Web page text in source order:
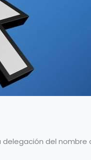
del nombre